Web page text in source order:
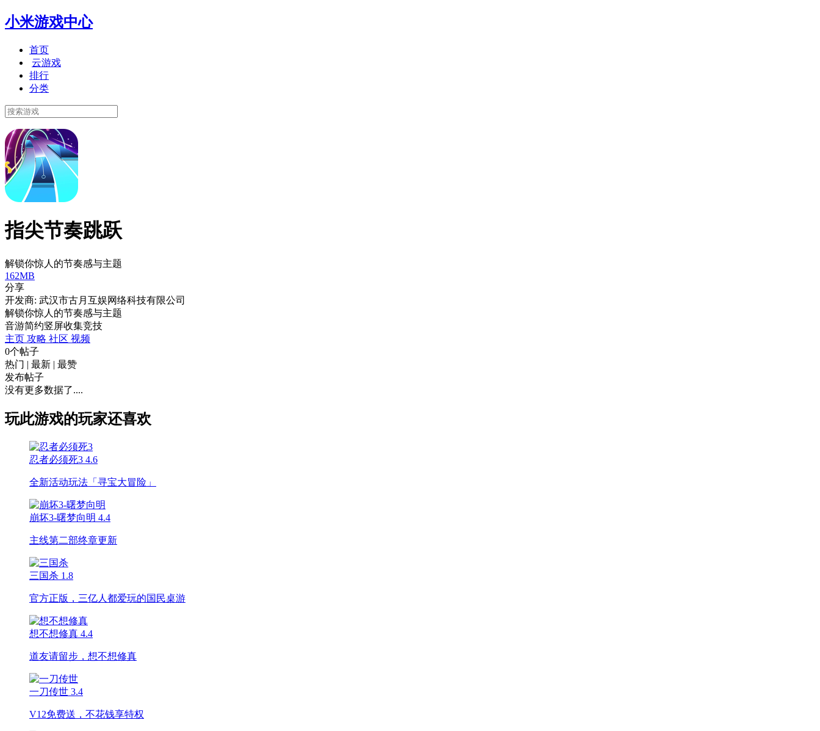
小米游戏中心
首页
云游戏
排行
分类
指尖节奏跳跃
解锁你惊人的节奏感与主题
162MB
分享
开发商: 武汉市古月互娱网络科技有限公司
解锁你惊人的节奏感与主题
音游简约竖屏收集竞技
主页 攻略 社区 视频
0个帖子
热门 | 最新 | 最赞
发布帖子
没有更多数据了....
玩此游戏的玩家还喜欢
忍者必须死3 4.6
全新活动玩法「寻宝大冒险」
崩坏3-曙梦向明 4.4
主线第二部终章更新
三国杀 1.8
官方正版，三亿人都爱玩的国民桌游
想不想修真 4.4
道友请留步，想不想修真
一刀传世 3.4
V12免费送，不花钱享特权